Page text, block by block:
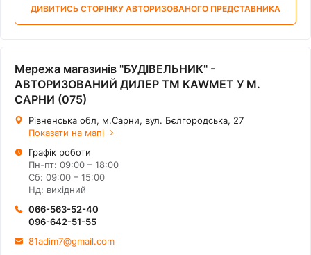
ДИВИТИСЬ СТОРІНКУ АВТОРИЗОВАНОГО ПРЕДСТАВНИКА
Мережа магазинів "БУДІВЕЛЬНИК" -
АВТОРИЗОВАНИЙ ДИЛЕР ТМ KAWMET У М.
САРНИ (075)
Рівненська обл, м.Сарни, вул. Бєлгородська, 27
Показати на мапі
Графік роботи
Пн-пт: 09:00 – 18:00
Сб: 09:00 – 15:00
Нд: вихідний
066-563-52-40
096-642-51-55
81adim7@gmail.com